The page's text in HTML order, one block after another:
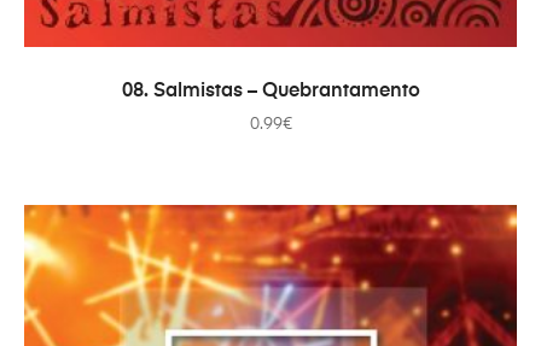
AJOUTER AU PANIER
08. Salmistas – Quebrantamento
0.99€